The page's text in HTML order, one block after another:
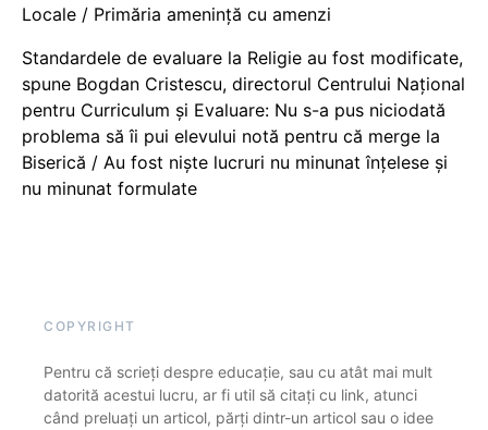
Locale / Primăria amenință cu amenzi
Standardele de evaluare la Religie au fost modificate,
spune Bogdan Cristescu, directorul Centrului Național
pentru Curriculum și Evaluare: Nu s-a pus niciodată
problema să îi pui elevului notă pentru că merge la
Biserică / Au fost niște lucruri nu minunat înțelese și
nu minunat formulate
COPYRIGHT
Pentru că scrieți despre educație, sau cu atât mai mult
datorită acestui lucru, ar fi util să citați cu link, atunci
când preluați un articol, părți dintr-un articol sau o idee